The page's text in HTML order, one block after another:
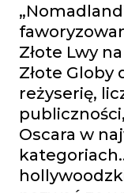
Złote Lwy
Złote Globy
reżyserię,
Oscara w